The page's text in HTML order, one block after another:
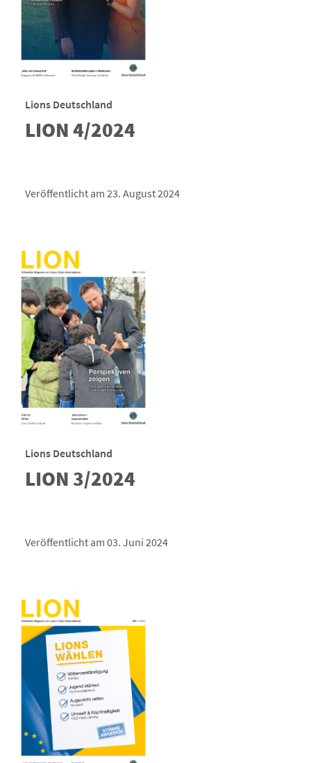
Lions Deutschland
LION 4/2024
Veröffentlicht am 23. August 2024
Lions Deutschland
LION 3/2024
Veröffentlicht am 03. Juni 2024